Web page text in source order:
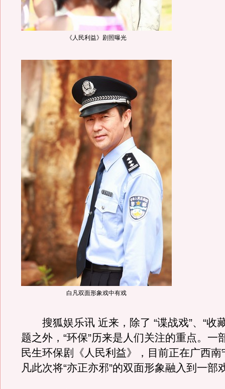
《人民利益》剧照曝光
白凡双面形象戏中有戏
搜狐娱乐讯 近来，除了 “谍战戏”、“收
题之外，“环保”历来是人们关注的重点。一
民生环保剧《人民利益》，目前正在广西南
凡此次将“亦正亦邪”的双面形象融入到一部